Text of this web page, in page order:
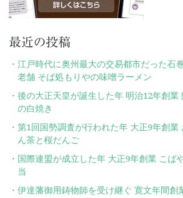
最近の投稿
江戸時代に奥州最大の交易都市だった石
老舗 そば処もりやの味噌ラーメン
後の大正天皇が誕生した年 明治12年創業
の白焼き
第1回国勢調査が行われた年 大正9年創業
ん茶と桜だんご
国際連盟が成立した年 大正9年創業 こば
当
伊達藩御用鋳物師を受け継ぐ 寛文年間創